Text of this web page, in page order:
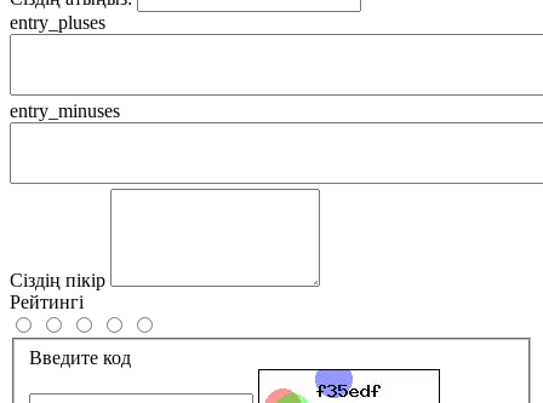
entry_pluses
entry_minuses
Сіздің пікір
Рейтингі
Введите код